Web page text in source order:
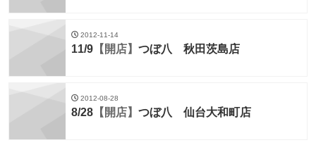
2012-11-14
11/9 【開店】 つぼ八 秋田茨島店
2012-08-28
8/28 【開店】 つぼ八 仙台大和町店